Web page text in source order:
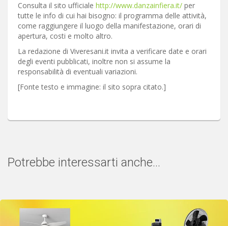
Consulta il sito ufficiale http://www.danzainfiera.it/ per
tutte le info di cui hai bisogno: il programma delle attività,
come raggiungere il luogo della manifestazione, orari di
apertura, costi e molto altro.
La redazione di Viveresani.it invita a verificare date e orari
degli eventi pubblicati, inoltre non si assume la
responsabilità di eventuali variazioni.
[Fonte testo e immagine: il sito sopra citato.]
Potrebbe interessarti anche...